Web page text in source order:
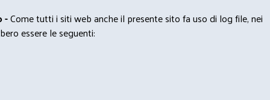
-Come tutti i siti web anche il presente sito fa uso di log file, nei
essere le seguenti: